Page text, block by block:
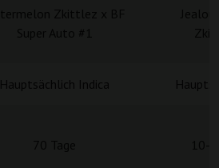
Hauptsächlich Indica